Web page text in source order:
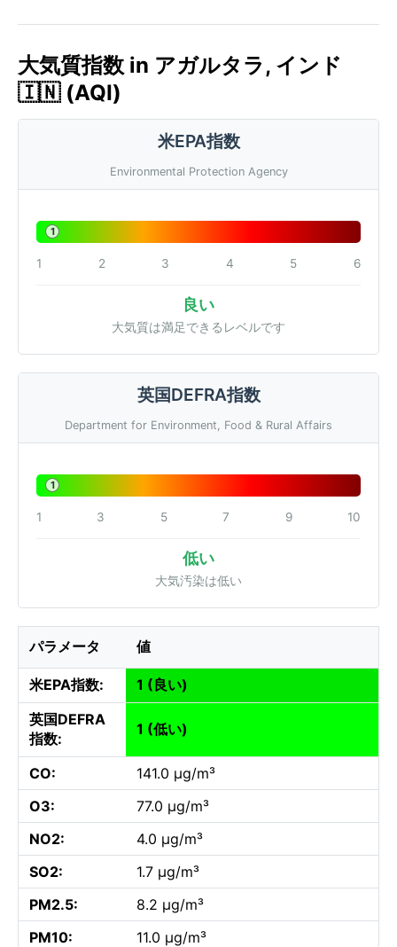
大気質指数 in アガルタラ, インド
🇮🇳 (AQI)
米EPA指数
Environmental Protection Agency
1
1 2 3 4 5 6
良い
大気質は満足できるレベルです
英国DEFRA指数
Department for Environment, Food & Rural Affairs
1
1 3 5 7 9 10
低い
大気汚染は低い
パラメータ 値
米EPA指数:
1 (良い)
英国DEFRA
指数:
1 (低い)
CO:
141.0 µg/m³
O3:
77.0 µg/m³
NO2:
4.0 µg/m³
SO2:
1.7 µg/m³
PM2.5:
8.2 µg/m³
PM10:
11.0 µg/m³